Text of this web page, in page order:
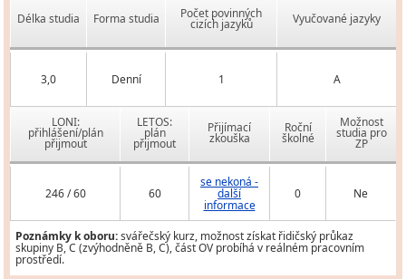
Délka studia Forma studia Počet povinných
cizích jazyků Vyučované jazyky
3,0 Denní 1 A
LONI:
přihlášení/plán
přijmout
LETOS:
plán
přijmout
Přijímací
zkouška
Roční
školné
Možnost
studia pro
ZP
246 / 60 60
se nekoná -
další
informace
0 Ne
Poznámky k oboru:svářečský kurz, možnost získat řidičský průkaz
skupiny B, C (zvýhodněně B, C), část OV probíhá v reálném pracovním
prostředí.